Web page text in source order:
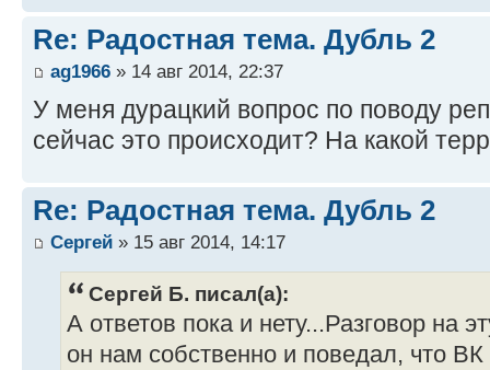
Re: Радостная тема. Дубль 2
ag1966 » 14 авг 2014, 22:37
У меня дурацкий вопрос по поводу
сейчас это происходит? На какой
Re: Радостная тема. Дубль 2
Сергей » 15 авг 2014, 14:17
Сергей Б. писал(а):
А ответов пока и нету...Разговор на
он нам собственно и поведал, что ВК